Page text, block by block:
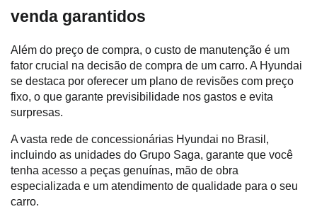
venda garantidos
Além do preço de compra, o custo de manutenção é um
fator crucial na decisão de compra de um carro. A Hyundai
se destaca por oferecer um plano de revisões com preço
fixo, o que garante previsibilidade nos gastos e evita
surpresas.
A vasta rede de concessionárias Hyundai no Brasil,
incluindo as unidades do Grupo Saga, garante que você
tenha acesso a peças genuínas, mão de obra
especializada e um atendimento de qualidade para o seu
carro.